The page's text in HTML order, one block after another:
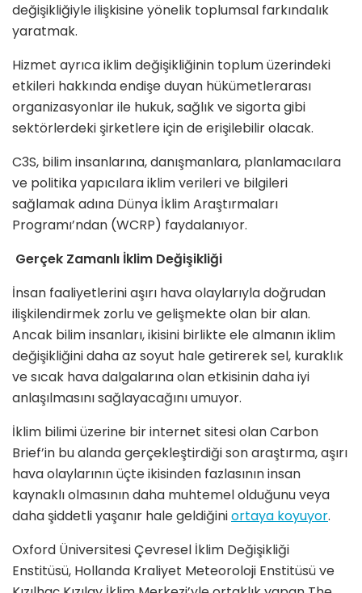
değişikliğiyle ilişkisine yönelik toplumsal farkındalık
yaratmak.
Hizmet ayrıca iklim değişikliğinin toplum üzerindeki
etkileri hakkında endişe duyan hükümetlerarası
organizasyonlar ile hukuk, sağlık ve sigorta gibi
sektörlerdeki şirketlere için de erişilebilir olacak.
C3S, bilim insanlarına, danışmanlara, planlamacılara
ve politika yapıcılara iklim verileri ve bilgileri
sağlamak adına Dünya İklim Araştırmaları
Programı’ndan (WCRP) faydalanıyor.
Gerçek Zamanlı İklim Değişikliği
İnsan faaliyetlerini aşırı hava olaylarıyla doğrudan
ilişkilendirmek zorlu ve gelişmekte olan bir alan.
Ancak bilim insanları, ikisini birlikte ele almanın iklim
değişikliğini daha az soyut hale getirerek sel, kuraklık
ve sıcak hava dalgalarına olan etkisinin daha iyi
anlaşılmasını sağlayacağını umuyor.
İklim bilimi üzerine bir internet sitesi olan Carbon
Brief’in bu alanda gerçekleştirdiği son araştırma, aşırı
hava olaylarının üçte ikisinden fazlasının insan
kaynaklı olmasının daha muhtemel olduğunu veya
daha şiddetli yaşanır hale geldiğiniortaya koyuyor.
Oxford Üniversitesi Çevresel İklim Değişikliği
Enstitüsü, Hollanda Kraliyet Meteoroloji Enstitüsü ve